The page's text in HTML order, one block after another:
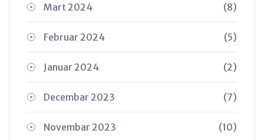
Mart 2024 (8)
Februar 2024 (5)
Januar 2024 (2)
Decembar 2023 (7)
Novembar 2023 (10)